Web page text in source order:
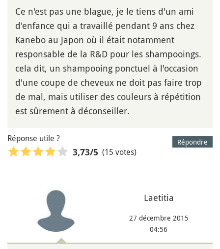
Ce n'est pas une blague, je le tiens d'un ami
d'enfance qui a travaillé pendant 9 ans chez
Kanebo au Japon où il était notamment
responsable de la R&D pour les shampooings.
cela dit, un shampooing ponctuel à l'occasion
d'une coupe de cheveux ne doit pas faire trop
de mal, mais utiliser des couleurs à répétition
est sûrement à déconseiller.
Répondre
Réponse utile ?
3,73/5 (15 votes)
Laetitia
27 décembre 2015
04:56